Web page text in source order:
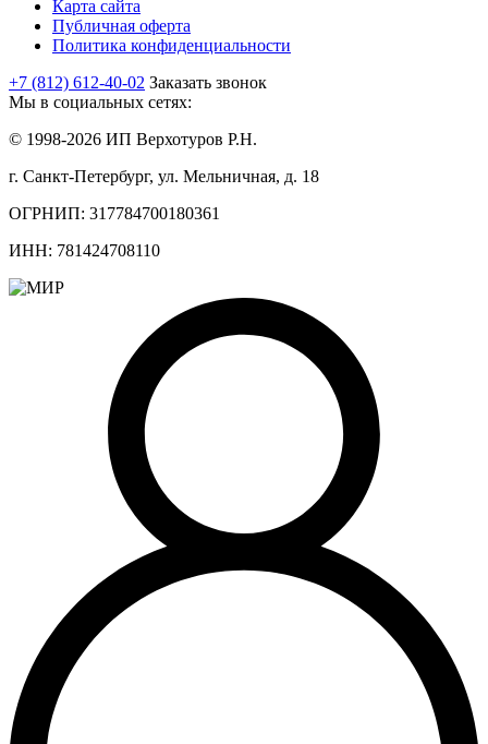
Карта сайта
Публичная оферта
Политика конфиденциальности
+7 (812) 612-40-02 Заказать звонок
Мы в социальных сетях:
© 1998-2026 ИП Верхотуров Р.Н.
г. Санкт-Петербург, ул. Мельничная, д. 18
ОГРНИП: 317784700180361
ИНН: 781424708110